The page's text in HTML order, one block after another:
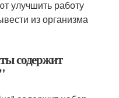
улучшить работу
из организма
содержит